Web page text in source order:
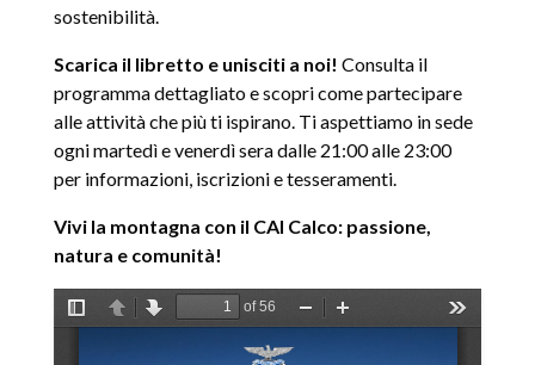
sostenibilità.
Scarica il libretto e unisciti a noi! Consulta il
programma dettagliato e scopri come partecipare
alle attività che più ti ispirano. Ti aspettiamo in sede
ogni martedì e venerdì sera dalle 21:00 alle 23:00
per informazioni, iscrizioni e tesseramenti.
Vivi la montagna con il CAI Calco: passione,
natura e comunità!